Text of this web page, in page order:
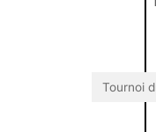
Tournoi